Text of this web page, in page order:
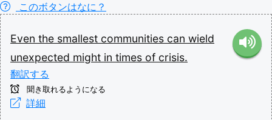
このボタンはなに？
Even the smallest communities can wield
unexpected might in times of crisis.
翻訳する
聞き取れるようになる
詳細